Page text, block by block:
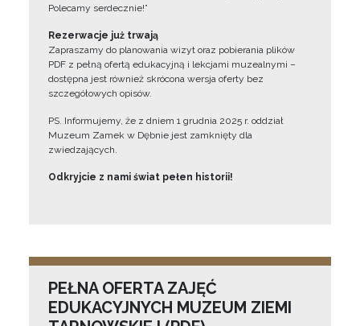
Polecamy serdecznie!”
Rezerwacje już trwają
Zapraszamy do planowania wizyt oraz pobierania plików
PDF z pełną ofertą edukacyjną i lekcjami muzealnymi –
dostępna jest również skrócona wersja oferty bez
szczegółowych opisów.
PS. Informujemy, że z dniem 1 grudnia 2025 r. oddział
Muzeum Zamek w Dębnie jest zamknięty dla
zwiedzających.
Odkryjcie z nami świat pełen historii!
PEŁNA OFERTA ZAJĘĆ
EDUKACYJNYCH MUZEUM ZIEMI